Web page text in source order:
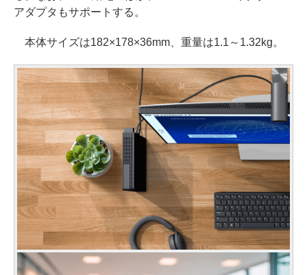
アダプタもサポートする。
本体サイズは182×178×36mm、重量は1.1～1.32kg。